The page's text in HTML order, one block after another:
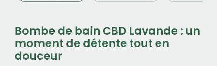
Bombe de bain CBD Lavande : un
moment de détente tout en
douceur